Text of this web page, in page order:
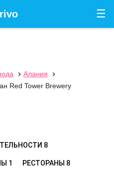
☰
 Алания

Red Tower Brewery
8
1 РЕСТОРАНЫ 8